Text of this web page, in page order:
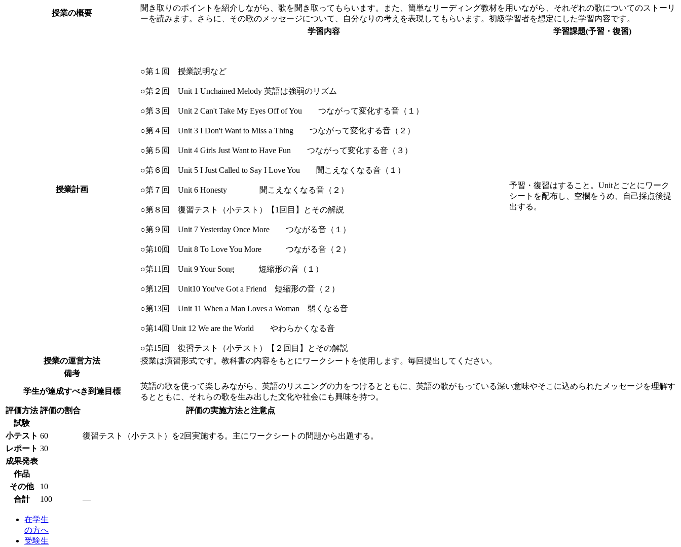
授業の概要
聞き取りのポイントを紹介しながら、歌を聞き取ってもらいます。また、簡単なリーディング教材を用いながら、それぞれの歌についてのストーリ
ーを読みます。さらに、その歌のメッセージについて、自分なりの考えを表現してもらいます。初級学習者を想定にした学習内容です。
授業計画
学習内容 学習課題(予習・復習)
○第１回 授業説明など
○第２回 Unit 1 Unchained Melody 英語は強弱のリズム
○第３回 Unit 2 Can't Take My Eyes Off of You つながって変化する音（１）
○第４回 Unit 3 I Don't Want to Miss a Thing つながって変化する音（２）
○第５回 Unit 4 Girls Just Want to Have Fun つながって変化する音（３）
○第６回 Unit 5 I Just Called to Say I Love You 聞こえなくなる音（１）
○第７回 Unit 6 Honesty 聞こえなくなる音（２）
○第８回 復習テスト（小テスト）【1回目】とその解説
○第９回 Unit 7 Yesterday Once More つながる音（１）
○第10回 Unit 8 To Love You More つながる音（２）
○第11回 Unit 9 Your Song 短縮形の音（１）
○第12回 Unit10 You've Got a Friend 短縮形の音（２）
○第13回 Unit 11 When a Man Loves a Woman 弱くなる音
○第14回 Unit 12 We are the World やわらかくなる音
○第15回 復習テスト（小テスト）【２回目】とその解説
予習・復習はすること。Unitとごとにワーク
シートを配布し、空欄をうめ、自己採点後提
出する。
授業の運営方法
授業は演習形式です。教科書の内容をもとにワークシートを使用します。毎回提出してください。
備考
学生が達成すべき到達目標
英語の歌を使って楽しみながら、英語のリスニングの力をつけるとともに、英語の歌がもっている深い意味やそこに込められたメッセージを理解す
るとともに、それらの歌を生み出した文化や社会にも興味を持つ。
評価方法 評価の割合
評価の実施方法と注意点
試験
小テスト 60
復習テスト（小テスト）を2回実施する。主にワークシートの問題から出題する。
レポート 30
成果発表
作品
その他
10
合計
100 ―
在学生
の方へ
受験生